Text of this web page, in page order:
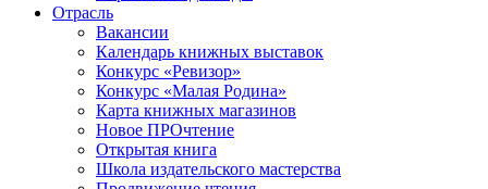
Отрасль
Вакансии
Календарь книжных выставок
Конкурс «Ревизор»
Конкурс «Малая Родина»
Карта книжных магазинов
Новое ПРОчтение
Открытая книга
Школа издательского мастерства